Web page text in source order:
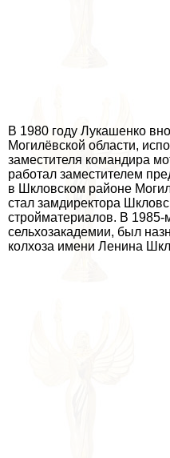
В 1980 году Лукашенко
Могилёвской области,
заместителя комaндира
работал заместителем
в Шкловском районе
стал замдиректора
стройматериалов. В 1985-
сельхозакадемии, был
колхоза имени Ленина